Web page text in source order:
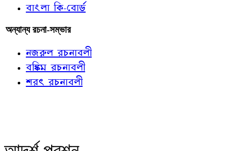
বাংলা কি-বোর্ড
অন্যান্য রচনা-সম্ভার
নজরুল রচনাবলী
বঙ্কিম রচনাবলী
শরৎ রচনাবলী